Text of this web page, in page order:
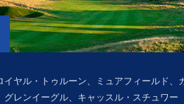
ヤル・トゥルーン、ミュアフィールド、
レンイーグル、キャッスル・スチュワー